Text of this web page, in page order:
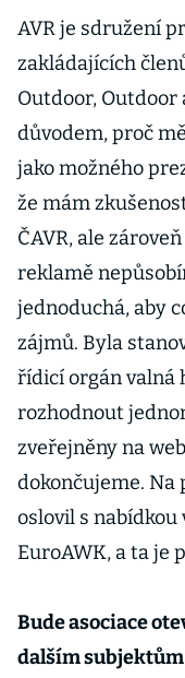
AVR je sdružení
zakládajících
Outdoor, Outdoor
důvodem, proč
jako možného
že mám
ČAVR, ale
reklamě
jednoduchá, aby
zájmů. Byla
řídicí orgán valná
rozhodnout
zveřejněny na
dokončujeme. Na
oslovil s
EuroAWK, a ta je
Bude asociace
dalším